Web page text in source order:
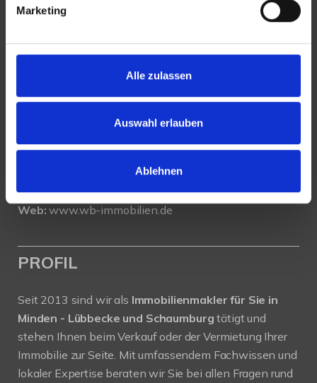
Marketing
Alle zulassen
Auswahl erlauben
Ablehnen
32457 Porta Westfalica
Fax:0571 - 870 490 05
E-Mail:info@wb-immobilien.de
Web: www.wb-immobilien.de
PROFIL
Seit 2013 sind wir als Immobilienmakler für Sie in
Minden - Lübbecke und Schaumburgtätigt und
stehen Ihnen beim Verkauf oder der Vermietung Ihrer
Immobilie zur Seite. Mit umfassendem Fachwissen und
lokaler Expertise beraten wir Sie bei allen Fragen rund